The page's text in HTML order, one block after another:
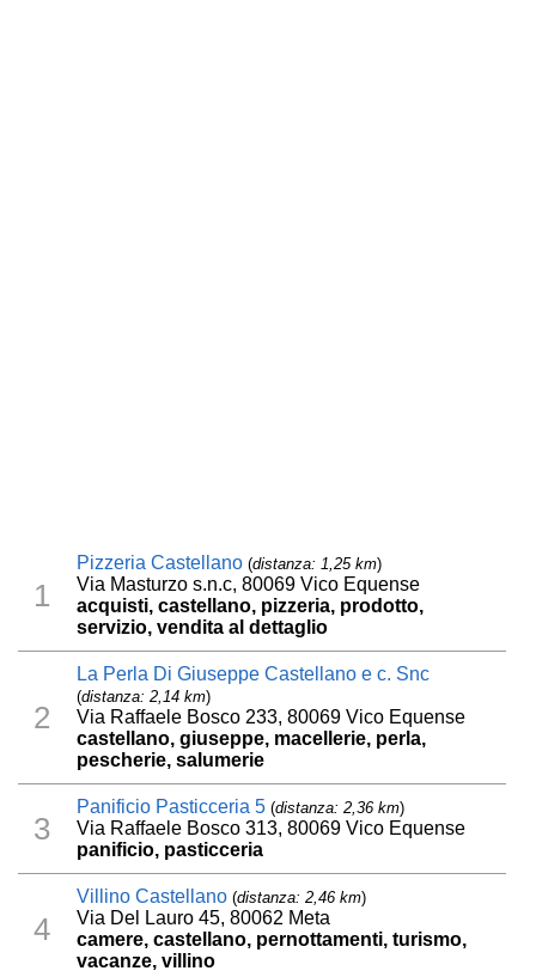
1
Pizzeria Castellano (distanza: 1,25 km)
Via Masturzo s.n.c, 80069 Vico Equense
acquisti, castellano, pizzeria, prodotto,
servizio, vendita al dettaglio
2
La Perla Di Giuseppe Castellano e c. Snc
(distanza: 2,14 km)
Via Raffaele Bosco 233, 80069 Vico Equense
castellano, giuseppe, macellerie, perla,
pescherie, salumerie
3
Panificio Pasticceria 5 (distanza: 2,36 km)
Via Raffaele Bosco 313, 80069 Vico Equense
panificio, pasticceria
4
Villino Castellano (distanza: 2,46 km)
Via Del Lauro 45, 80062 Meta
camere, castellano, pernottamenti, turismo,
vacanze, villino